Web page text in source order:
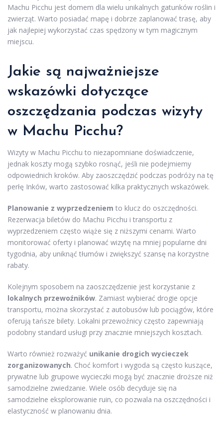
Machu Picchu jest domem dla wielu unikalnych gatunków roślin i
zwierząt. Warto posiadać mapę i dobrze zaplanować trasę, aby
jak najlepiej wykorzystać czas spędzony w tym magicznym
miejscu.
Jakie są najważniejsze
wskazówki dotyczące
oszczędzania podczas wizyty
w Machu Picchu?
Wizyty w Machu Picchu to niezapomniane doświadczenie,
jednak koszty mogą szybko rosnąć, jeśli nie podejmiemy
odpowiednich kroków. Aby zaoszczędzić podczas podróży na tę
perłę Inków, warto zastosować kilka praktycznych wskazówek.
Planowanie z wyprzedzeniem to klucz do oszczędności.
Rezerwacja biletów do Machu Picchu i transportu z
wyprzedzeniem często wiąże się z niższymi cenami. Warto
monitorować oferty i planować wizytę na mniej popularne dni
tygodnia, aby uniknąć tłumów i zwiększyć szansę na korzystne
rabaty.
Kolejnym sposobem na zaoszczędzenie jest korzystanie z
lokalnych przewoźników. Zamiast wybierać drogie opcje
transportu, można skorzystać z autobusów lub pociągów, które
oferują tańsze bilety. Lokalni przewoźnicy często zapewniają
podobny standard usługi przy znacznie mniejszych kosztach.
Warto również rozważyć unikanie drogich wycieczek
zorganizowanych. Choć komfort i wygoda są często kuszące,
prywatne lub grupowe wycieczki mogą być znacznie droższe niż
samodzielne zwiedzanie. Wiele osób decyduje się na
samodzielne eksplorowanie ruin, co pozwala na oszczędności i
elastyczność w planowaniu dnia.